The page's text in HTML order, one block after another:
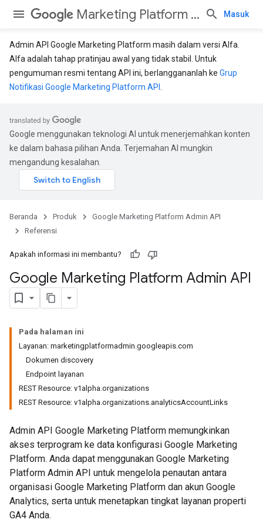
Marketing Platform Admin API Masuk
Admin API Google Marketing Platform masih dalam versi Alfa.
Alfa adalah tahap pratinjau awal yang tidak stabil. Untuk
pengumuman resmi tentang API ini, berlanggananlah ke Grup
Notifikasi Google Marketing Platform API
Google menggunakan teknologi AI untuk menerjemahkan konten
ke dalam bahasa pilihan Anda. Terjemahan AI mungkin
mengandung kesalahan.
Beranda Produk
Google Marketing Platform Admin API
Referensi
Apakah informasi ini membantu?
Google Marketing Platform Admin API
Pada halaman ini
Layanan: marketingplatformadmin.googleapis.com
Dokumen discovery
Endpoint layanan
REST Resource: v1alpha.organizations
REST Resource: v1alpha.organizations.analyticsAccountLinks
Admin API Google Marketing Platform memungkinkan
akses terprogram ke data konfigurasi Google Marketing
Platform. Anda dapat menggunakan Google Marketing
Platform Admin API untuk mengelola penautan antara
organisasi Google Marketing Platform dan akun Google
Analytics, serta untuk menetapkan tingkat layanan properti
GA4 Anda.